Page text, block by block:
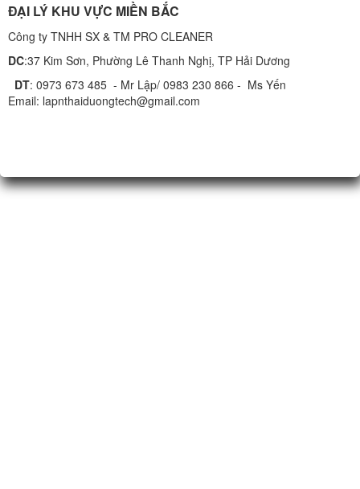
ĐẠI LÝ KHU VỰC MIỀN BẮC
Công ty TNHH SX & TM PRO CLEANER
DC:37 Kim Sơn, Phường Lê Thanh Nghị, TP Hải Dương
DT: 0973 673 485 - Mr Lập/ 0983 230 866 - Ms Yến
Email: lapnthaiduongtech@gmail.com